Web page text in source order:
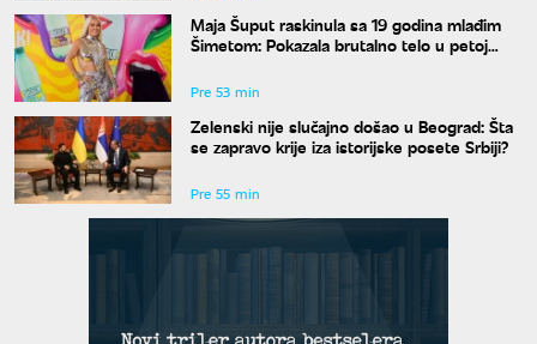
Maja Šuput raskinula sa 19 godina mlađim
Šimetom: Pokazala brutalno telo u petoj
Pre 53 min
Zelenski nije slučajno došao u Beograd: Šta
se zapravo krije iza istorijske posete Srbiji?
Pre 55 min